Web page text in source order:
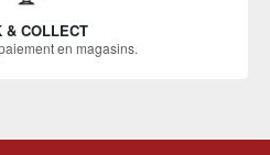
& COLLECT
en magasins.